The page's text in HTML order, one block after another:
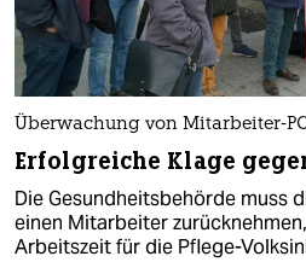
Überwachung von Mitarbeiter-
Erfolgreiche Klage
Die Gesundheitsbehörde muss
einen Mitarbeiter
Arbeitszeit für die Pflege-